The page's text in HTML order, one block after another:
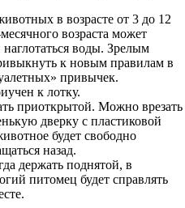
в возрасте от 3 до 12
возраста может
наглотаться воды. Зрелым
к новым правилам в
привычек.
к лотку.
приоткрытой. Можно врезать
дверку с пластиковой
будет свободно
назад.
держать поднятой, в
питомец будет справлять